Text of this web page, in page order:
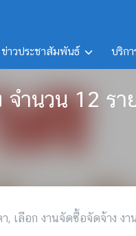
ข่าวประชาสัมพันธ์ บริก
ำนวน 12 รา
, เลือก งานจัดซื้อจัดจ้าง ง